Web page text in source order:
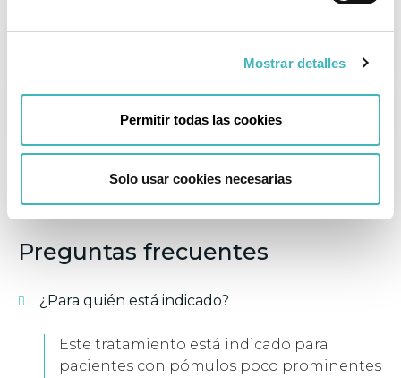
Mostrar detalles
Permitir todas las cookies
Solo usar cookies necesarias
DEPORTE
Opiniones de nuestros pacientes
Preguntas frecuentes
¿Para quién está indicado?
Este tratamiento está indicado para
pacientes con pómulos poco prominentes